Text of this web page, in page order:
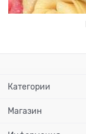
Категории
Магазин